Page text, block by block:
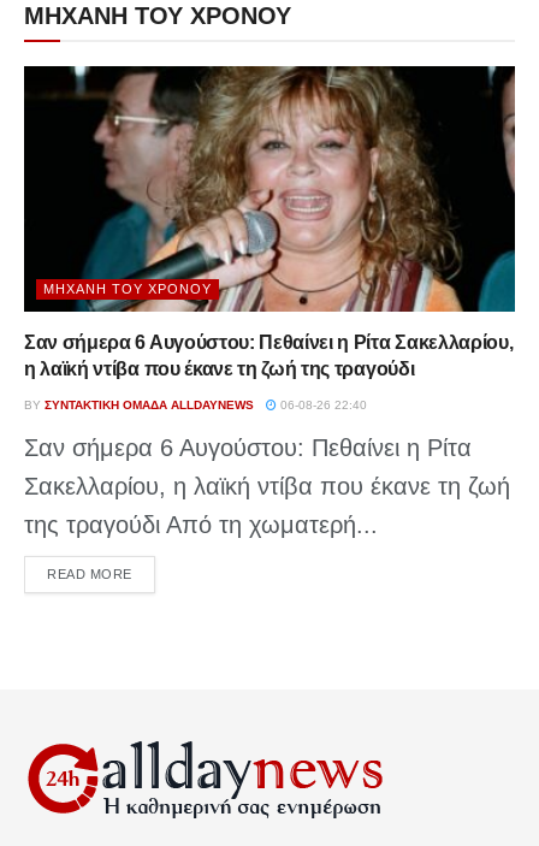
ΜΗΧΑΝΗ ΤΟΥ ΧΡΟΝΟΥ
ΜΗΧΑΝΉ ΤΟΥ ΧΡΌΝΟΥ
Σαν σήμερα 6 Αυγούστου: Πεθαίνει η Ρίτα Σακελλαρίου,
η λαϊκή ντίβα που έκανε τη ζωή της τραγούδι
BY ΣΥΝΤΑΚΤΙΚΉ ΟΜΆΔΑ ALLDAYNEWS 06-08-26 22:40
Σαν σήμερα 6 Αυγούστου: Πεθαίνει η Ρίτα
Σακελλαρίου, η λαϊκή ντίβα που έκανε τη ζωή
της τραγούδι Από τη χωματερή...
READ MOREDETAILS